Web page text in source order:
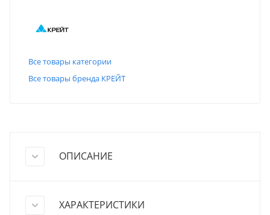
Все товары категории
Все товары бренда КРЕЙТ
ОПИСАНИЕ
ХАРАКТЕРИСТИКИ